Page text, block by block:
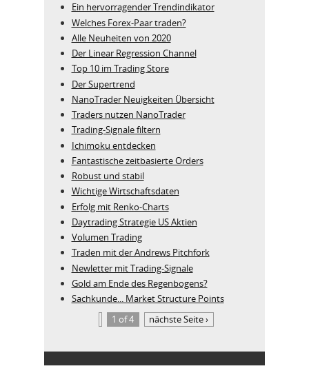
Ein hervorragender Trendindikator
Welches Forex-Paar traden?
Alle Neuheiten von 2020
Der Linear Regression Channel
Top 10 im Trading Store
Der Supertrend
NanoTrader Neuigkeiten Übersicht
Traders nutzen NanoTrader
Trading-Signale filtern
Ichimoku entdecken
Fantastische zeitbasierte Orders
Robust und stabil
Wichtige Wirtschaftsdaten
Erfolg mit Renko-Charts
Daytrading Strategie US Aktien
Volumen Trading
Traden mit der Andrews Pitchfork
Newletter mit Trading-Signale
Gold am Ende des Regenbogens?
Sachkunde... Market Structure Points
1 of 4
nächste Seite ›